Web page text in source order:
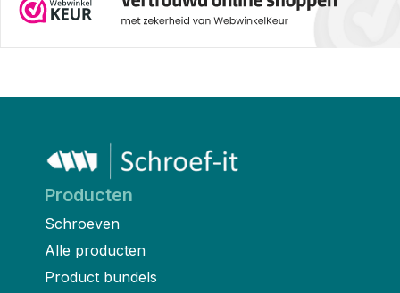
Producten
Schroeven
Alle producten
Product bundels